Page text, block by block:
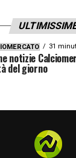
31
notizie
del giorno